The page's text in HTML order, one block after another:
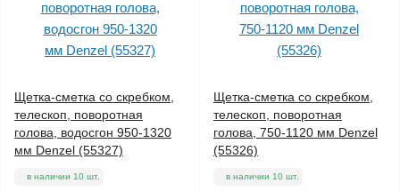
Щетка-сметка со скребком,
телескоп, поворотная
голова, водосгон 950-1320
мм Denzel (55327)
в наличии 10 шт.
Щетка-сметка со скребком,
телескоп, поворотная
голова, 750-1120 мм Denzel
(55326)
в наличии 10 шт.